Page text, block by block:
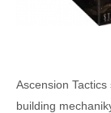
Ascension
building